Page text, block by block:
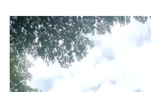
Trình
chơi
Video